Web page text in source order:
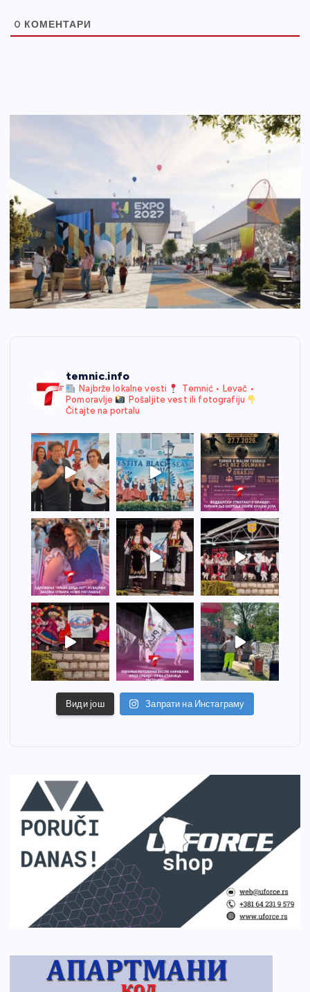
0 КОМЕНТАРИ
temnic.info
Najbrže lokalne vesti
Temnić • Levač •
Pomoravlje
Pošaljite vest ili fotografiju
Čitajte na portalu
Види још Запрати на Инстаграму